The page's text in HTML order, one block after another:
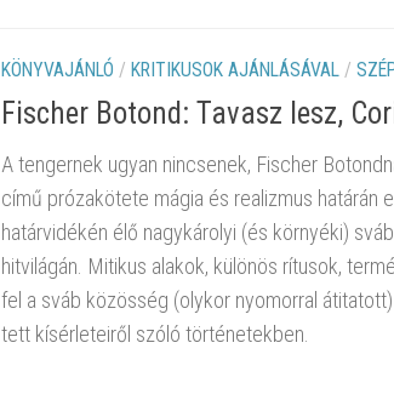
KÖNYVAJÁNLÓ / KRITIKUSOK AJÁNLÁSÁVAL /
Fischer Botond: Tavasz lesz,
A tengernek ugyan nincsenek, Fischer
című prózakötete mágia és realizmus határán
határvidékén élő nagykárolyi (és környéki)
hitvilágán. Mitikus alakok, különös rítusok,
fel a sváb közösség (olykor nyomorral
tett kísérleteiről szóló történetekben.